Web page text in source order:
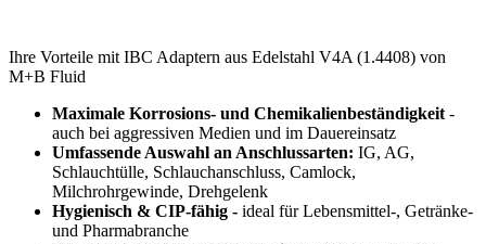
Ihre Vorteile mit IBC Adaptern aus Edelstahl V4A (1.4408) von
M+B Fluid
Maximale Korrosions- und Chemikalienbeständigkeit -
auch bei aggressiven Medien und im Dauereinsatz
Umfassende Auswahl an Anschlussarten: IG, AG,
Schlauchtülle, Schlauchanschluss, Camlock,
Milchrohrgewinde, Drehgelenk
Hygienisch & CIP-fähig - ideal für Lebensmittel-, Getränke-
und Pharmabranche